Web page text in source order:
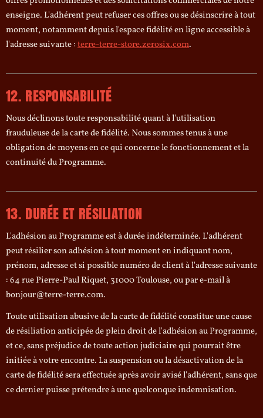
enseigne. L'adhérent peut refuser ces offres ou se désinscrire à tout
moment, notamment depuis l'espace fidélité en ligne accessible à
l'adresse suivante :terre-terre-store.zerosix.com.
12. RESPONSABILITÉ
Nous déclinons toute responsabilité quant à l'utilisation
frauduleuse de la carte de fidélité. Nous sommes tenus à une
obligation de moyens en ce qui concerne le fonctionnement et la
continuité du Programme.
13. DURÉE ET RÉSILIATION
L'adhésion au Programme est à durée indéterminée. L'adhérent
peut résilier son adhésion à tout moment en indiquant nom,
prénom, adresse et si possible numéro de client à l'adresse suivante
: 64 rue Pierre-Paul Riquet, 31000 Toulouse, ou par e-mail à
bonjour@terre-terre.com.
Toute utilisation abusive de la carte de fidélité constitue une cause
de résiliation anticipée de plein droit de l'adhésion au Programme,
et ce, sans préjudice de toute action judiciaire qui pourrait être
initiée à votre encontre. La suspension ou la désactivation de la
carte de fidélité sera effectuée après avoir avisé l'adhérent, sans que
ce dernier puisse prétendre à une quelconque indemnisation.